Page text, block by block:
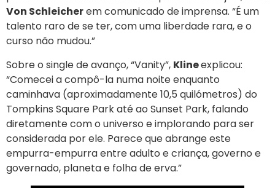
Von Schleicherem comunicado de imprensa. “É um
talento raro de se ter, com uma liberdade rara, e o
curso não mudou.”
Sobre o single de avanço, “Vanity”, Klineexplicou:
“Comecei a compô-la numa noite enquanto
caminhava (aproximadamente 10,5 quilómetros) do
Tompkins Square Park até ao Sunset Park, falando
diretamente com o universo e implorando para ser
considerada por ele. Parece que abrange este
empurra-empurra entre adulto e criança, governo e
governado, planeta e folha de erva.”